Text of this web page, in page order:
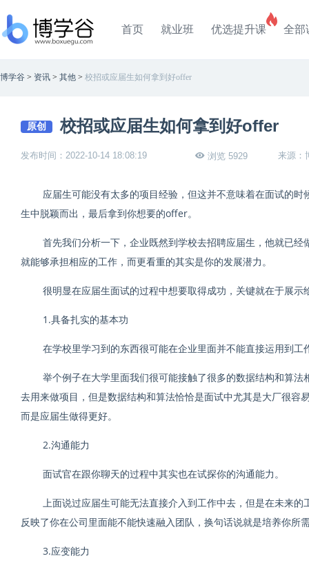
首页 就业班 优选提升课 全部
博学谷 > 资讯 > 其他 > 校招或应届生如何拿到好offer
原创 校招或应届生如何拿到好offer
发布时间：2022-10-14 18:08:19 浏览 5929 来源：
应届生可能没有太多的项目经验，但这并不意味着在面试的
生中脱颖而出，最后拿到你想要的offer。
首先我们分析一下，企业既然到学校去招聘应届生，他就已
就能够承担相应的工作，而更看重的其实是你的发展潜力。
很明显在应届生面试的过程中想要取得成功，关键就在于展
1.具备扎实的基本功
在学校里学习到的东西很可能在企业里面并不能直接运用到
举个例子在大学里面我们很可能接触了很多的数据结构和算
去用来做项目，但是数据结构和算法恰恰是面试中尤其是大厂很
而是应届生做得更好。
2.沟通能力
面试官在跟你聊天的过程中其实也在试探你的沟通能力。
上面说过应届生可能无法直接介入到工作中去，但是在未来
反映了你在公司里面能不能快速融入团队，换句话说就是培养你所
3.应变能力